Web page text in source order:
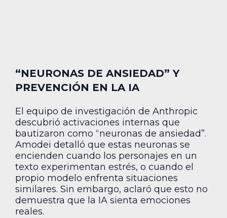
“NEURONAS DE ANSIEDAD” Y
PREVENCIÓN EN LA IA
El equipo de investigación de Anthropic
descubrió activaciones internas que
bautizaron como “neuronas de ansiedad”.
Amodei detalló que estas neuronas se
encienden cuando los personajes en un
texto experimentan estrés, o cuando el
propio modelo enfrenta situaciones
similares. Sin embargo, aclaró que esto no
demuestra que la IA sienta emociones
reales.